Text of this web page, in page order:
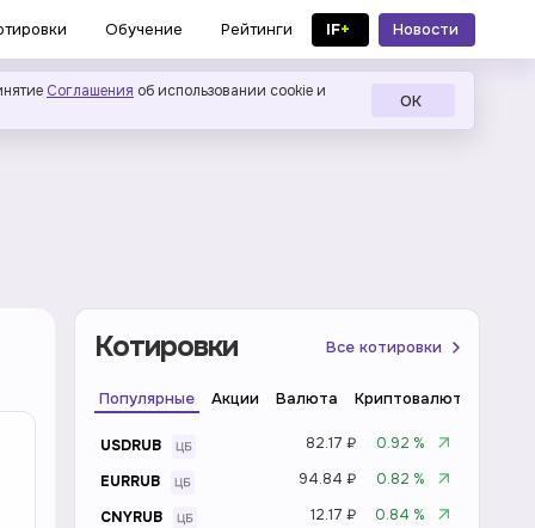
Обучение Рейтинги IF+
Новости
в MAX
Соглашения об использовании cookie и
ОК
Котировки Все котировки
Популярные Акции Валюта Криптовалюта
USDRUB 82.17 ₽
0.92 %
EURRUB
94.84 ₽
0.82 %
CNYRUB
12.17 ₽
0.84 %